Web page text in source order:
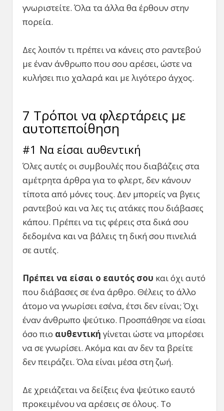
γνωριστείτε. Όλα τα άλλα θα έρθουν στην
πορεία.
Δες λοιπόν τι πρέπει να κάνεις στο ραντεβού
με έναν άνθρωπο που σου αρέσει, ώστε να
κυλήσει πιο χαλαρά και με λιγότερο άγχος.
7 Τρόποι να φλερτάρεις με
αυτοπεποίθηση
#1 Να είσαι αυθεντική
Όλες αυτές οι συμβουλές που διαβάζεις στα
αμέτρητα άρθρα για το φλερτ, δεν κάνουν
τίποτα από μόνες τους. Δεν μπορείς να βγεις
ραντεβού και να λες τις ατάκες που διάβασες
κάπου. Πρέπει να τις φέρεις στα δικά σου
δεδομένα και να βάλεις τη δική σου πινελιά
σε αυτές.
Πρέπει να είσαι ο εαυτός σου και όχι αυτό
που διάβασες σε ένα άρθρο. Θέλεις το άλλο
άτομο να γνωρίσει εσένα, έτσι δεν είναι; Όχι
έναν άνθρωπο ψεύτικο. Προσπάθησε να είσαι
όσο πιο αυθεντική γίνεται ώστε να μπορέσει
να σε γνωρίσει. Ακόμα και αν δεν τα βρείτε
δεν πειράζει. Όλα είναι μέσα στη ζωή.
Δε χρειάζεται να δείξεις ένα ψεύτικο εαυτό
προκειμένου να αρέσεις σε όλους. Το